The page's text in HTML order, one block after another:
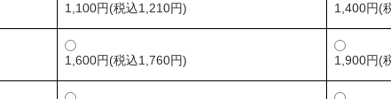
1,100円(税込1,210円) 1,400円(
1,600円(税込1,760円) 1,900円(